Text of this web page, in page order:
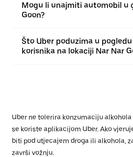
Mogu li unajmiti automobil u
Goon?
Što Uber poduzima u
korisnika na lokaciji Nar Nar
Uber ne tolerira konzumaciju
se koriste aplikacijom Uber. Ako
biti pod utjecajem droga ili alkohola,
završi vožnju.